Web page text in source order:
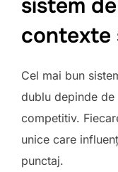
sistem
contexte
Cel mai bun
dublu depinde
competitiv.
unice care
punctaj.